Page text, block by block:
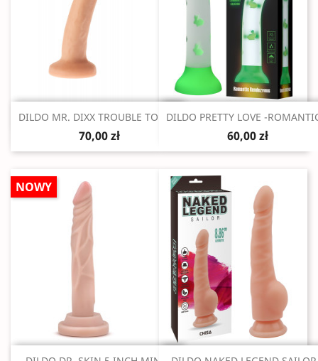
Szybki podgląd
DILDO MR. DIXX TROUBLE TONY...
70,00 zł
Szybki podgląd
DILDO PRETTY LOVE -
60,00 zł
NOWY